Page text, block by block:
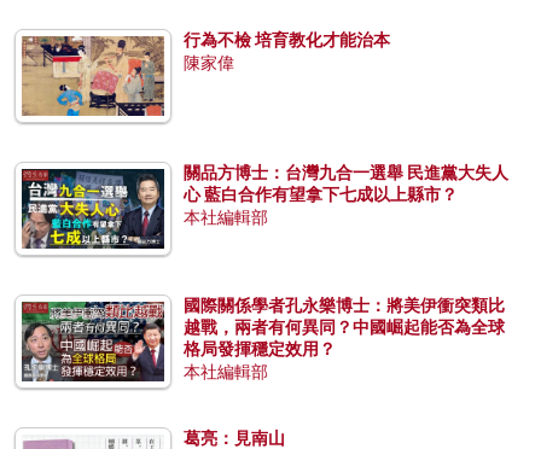
行為不檢 培育教化才能治本
陳家偉
關品方博士：台灣九合一選舉 民進黨大失人
心 藍白合作有望拿下七成以上縣市？
本社編輯部
國際關係學者孔永樂博士：將美伊衝突類比
越戰，兩者有何異同？中國崛起能否為全球
格局發揮穩定效用？
本社編輯部
葛亮：見南山